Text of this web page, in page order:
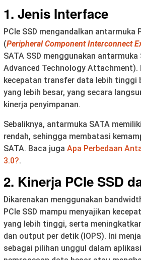
1. Jenis Interface
PCIe SSD mengandalkan antarmuka
(Peripheral Component Interconnect
SATA SSD menggunakan antarmuka
Advanced Technology Attachment).
kecepatan transfer data lebih tinggi
yang lebih besar, yang secara
kinerja penyimpanan.
Sebaliknya, antarmuka SATA
rendah, sehingga membatasi
SATA. Baca juga Apa Perbedaan
3.0?.
2. Kinerja PCIe SSD
Dikarenakan menggunakan
PCIe SSD mampu menyajikan
yang lebih tinggi, serta
dan output per detik (IOPS). Ini
sebagai pilihan unggul dalam